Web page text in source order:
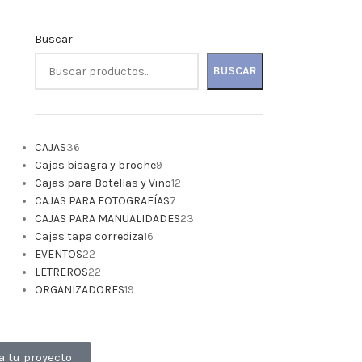
Buscar
BUSCAR
CAJAS36
Cajas bisagra y broche9
Cajas para Botellas y Vino12
CAJAS PARA FOTOGRAFÍAS7
CAJAS PARA MANUALIDADES23
Cajas tapa corrediza16
EVENTOS22
LETREROS22
ORGANIZADORES19
tu proyecto